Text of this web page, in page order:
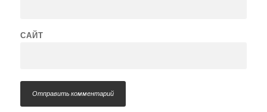
САЙТ